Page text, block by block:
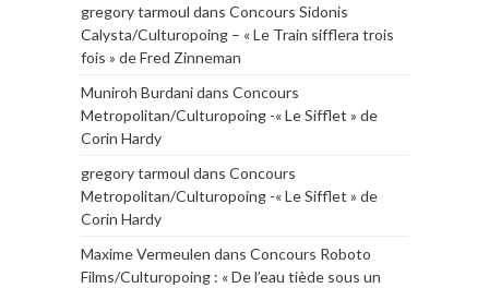
gregory tarmoul dans Concours Sidonis
Calysta/Culturopoing – « Le Train sifflera trois
fois » de Fred Zinneman
Muniroh Burdanidans Concours
Metropolitan/Culturopoing -« Le Sifflet » de
Corin Hardy
gregory tarmoul dans Concours
Metropolitan/Culturopoing -« Le Sifflet » de
Corin Hardy
Maxime Vermeulen dans Concours Roboto
Films/Culturopoing : « De l’eau tiède sous un